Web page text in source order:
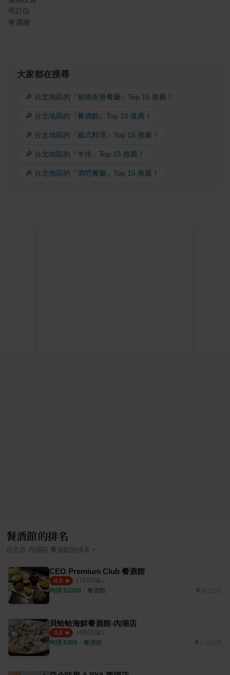
可訂位
有酒牆
大家都在搜尋
🔎 台北地區的『寵物友善餐廳』Top 15 推薦！
🔎 台北地區的『餐酒館』Top 15 推薦！
🔎 台北地區的『義式料理』Top 15 推薦！
🔎 台北地區的『牛排』Top 15 推薦！
🔎 台北地區的『酒吧餐廳』Top 15 推薦！
餐酒館的排名
台北市 內湖區 餐酒館 的排名 ›
CEO Premium Club 餐酒館
4.5 （ 7則評論）
均消 $1000 ・ 餐酒館 912公尺
貝蛤蛤海鮮餐酒館-內湖店
4.8 （ 4則評論）
均消 $300 ・ 餐酒館 1.14公里